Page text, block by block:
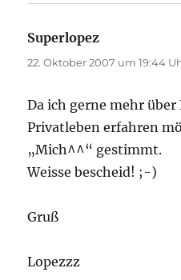
Superlopez
22. Oktober 2007 um 19:44
Da ich gerne mehr
Privatleben erfahren
„Mich^^“ gestimmt.
Weisse bescheid! ;-)
Gruß
Lopezzz